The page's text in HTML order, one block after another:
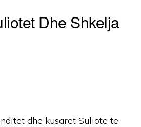
Dhe Shkelja
dhe kusaret Suliote te